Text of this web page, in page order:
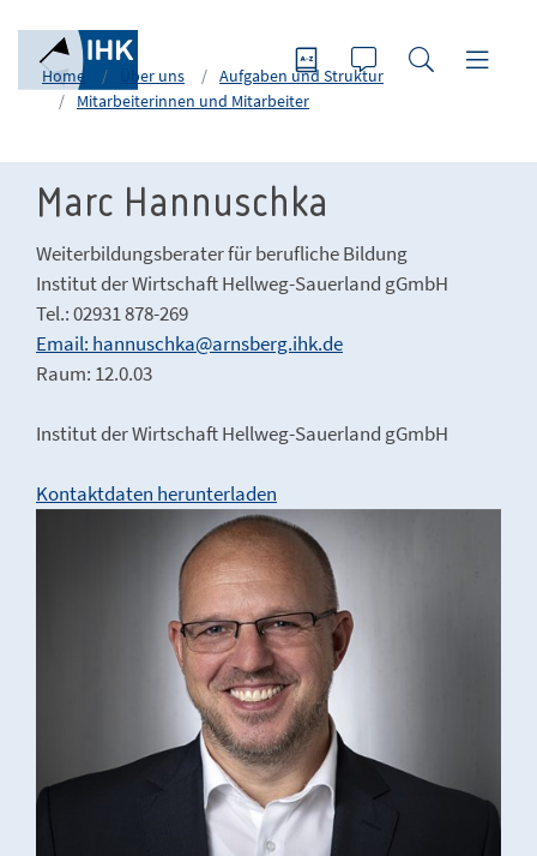
Home Über uns
Aufgaben und Struktur
Mitarbeiterinnen und Mitarbeiter
Marc Hannuschka
Weiterbildungsberater für berufliche Bildung
Institut der Wirtschaft Hellweg-Sauerland gGmbH
Tel.: 02931 878-269
Email: hannuschka@arnsberg.ihk.de
Raum: 12.0.03
Institut der Wirtschaft Hellweg-Sauerland gGmbH
Kontaktdaten herunterladen